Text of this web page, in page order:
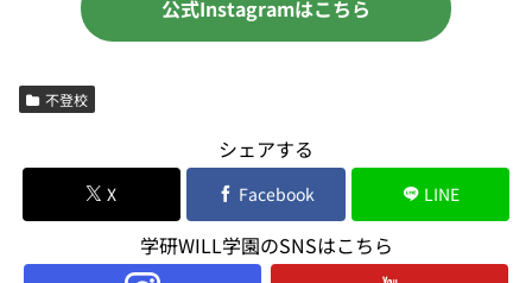
公式Instagramはこちら
不登校
シェアする
X Facebook LINE
学研WILL学園のSNSはこちら